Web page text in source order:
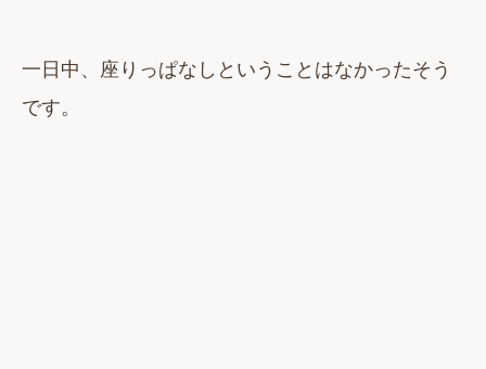
一日中、座りっぱなしということはなかったそう
です。